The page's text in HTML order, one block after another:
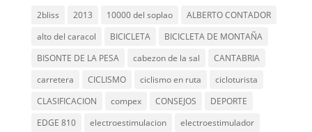
2bliss 2013 10000 del soplao
ALBERTO CONTADOR
alto del caracol
BICICLETA
BICICLETA DE MONTAÑA
BISONTE DE LA PESA
cabezon de la sal
CANTABRIA
carretera
CICLISMO ciclismo en ruta
cicloturista
CLASIFICACION
compex CONSEJOS
DEPORTE
EDGE 810
electroestimulacion electroestimulador